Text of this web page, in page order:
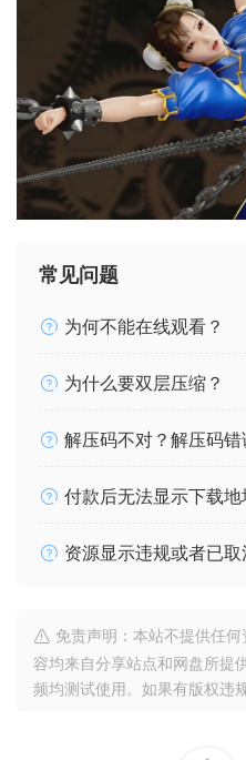
常见问题
为何不能在线观看？
为什么要双层压缩？
解压码不对？解压码错
付款后无法显示下载地
资源显示违规或者已取
免责声明：本站不提供任
容均来自分享站点和网盘所提
频均测试使用。如果有版权违